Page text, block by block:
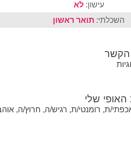
עישון:לא
השכלתי: תואר ראשון
האופי שלי
ת, רומנטי/ת, רגיש/ה, חרוץ/ה,